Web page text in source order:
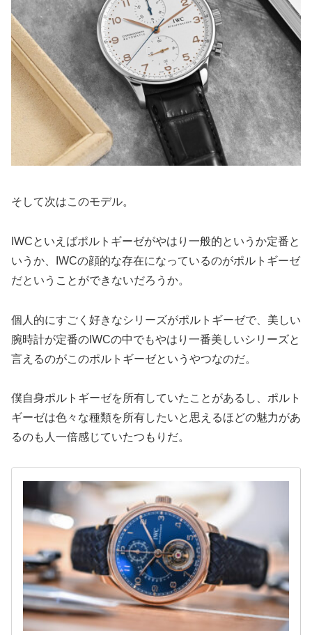
そして次はこのモデル。
IWCといえばポルトギーゼがやはり一般的というか定番と
いうか、IWCの顔的な存在になっているのがポルトギーゼ
だということができないだろうか。
個人的にすごく好きなシリーズがポルトギーゼで、美しい
腕時計が定番のIWCの中でもやはり一番美しいシリーズと
言えるのがこのポルトギーゼというやつなのだ。
僕自身ポルトギーゼを所有していたことがあるし、ポルト
ギーゼは色々な種類を所有したいと思えるほどの魅力があ
るのも人一倍感じていたつもりだ。